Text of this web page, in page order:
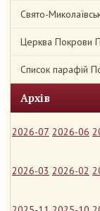
Свято-
Церква Покрови
Список парафій
Архів
2026-07 2026-06
2026-03 2026-02